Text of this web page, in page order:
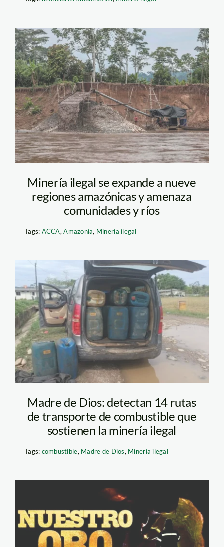
mineria-ilegal-ojo-
publico-aldair-mejia
Minería ilegal se expande a nueve
regiones amazónicas y amenaza
comunidades y ríos
Tags: ACCA,Amazonía, Minería ilegal
Combustible_minería
ilegal
Madre de Dios: detectan 14 rutas
de transporte de combustible que
sostienen la minería ilegal
Tags: combustible, Madre de Dios, Minería ilegal
nuestro-oro—
documental—latina